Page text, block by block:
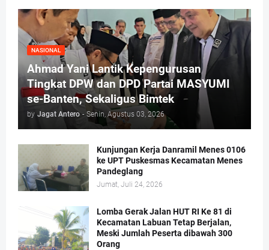
NASIONAL
Ahmad Yani Lantik Kepengurusan
Tingkat DPW dan DPD Partai MASYUMI
se-Banten, Sekaligus Bimtek
by Jagat Antero - Senin, Agustus 03, 2026
Kunjungan Kerja Danramil Menes 0106
ke UPT Puskesmas Kecamatan Menes
Pandeglang
Jumat, Juli 24, 2026
Lomba Gerak Jalan HUT RI Ke 81 di
Kecamatan Labuan Tetap Berjalan,
Meski Jumlah Peserta dibawah 300
Orang